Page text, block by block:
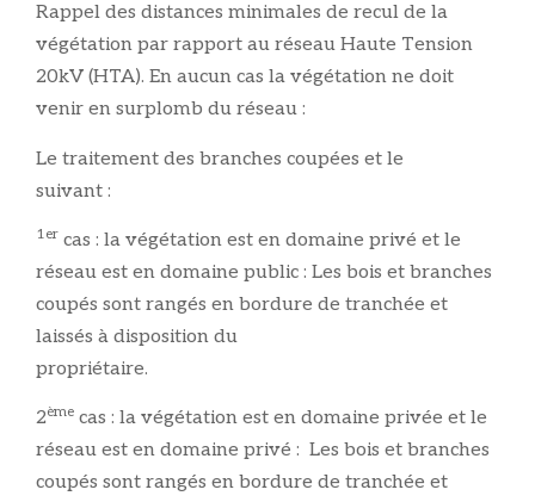
Rappel des distances minimales de recul de la
végétation par rapport au réseau Haute Tension
20kV (HTA). En aucun cas la végétation ne doit
venir en surplomb du réseau :
Le traitement des branches coupées et le
suivant :
1er cas : la végétation est en domaine privé et le
réseau est en domaine public : Les bois et branches
coupés sont rangés en bordure de tranchée et
laissés à disposition du
2ème cas : la végétation est en domaine privée et le
réseau est en domaine privé : Les bois et branches
coupés sont rangés en bordure de tranchée et